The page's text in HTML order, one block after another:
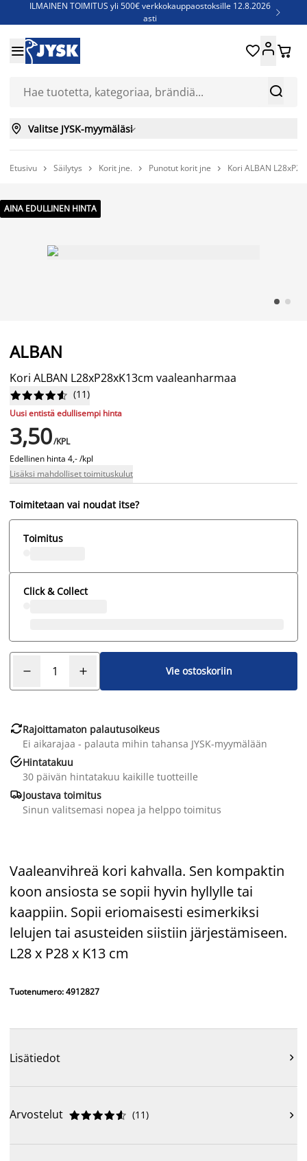
ILMAINEN TOIMITUS yli 500€ verkkokauppaostoksille 12.8.2026
asti

Jenkkisänkyjä - Säästä jopa 60%


 
 Valitse JYSK-myymäläsi
Etusivu  Säilytys  Korit jne.  Punotut korit jne  Kori ALBAN
AINA EDULLINEN HINTA
ALBAN
Kori ALBAN L28xP28xK13cm vaaleanharmaa





 (11)
Uusi entistä edullisempi hinta
3,50/KPL
Edellinen hinta 4,- /kpl
Lisäksi mahdolliset toimituskulut
Toimitetaan vai noudat itse?
Toimitus
Click & Collect
Vie ostoskoriin
Rajoittamaton palautusoikeus
Ei aikarajaa - palauta mihin tahansa JYSK-myymälään
Hintatakuu
30 päivän hintatakuu kaikille tuotteille
Joustava toimitus
Sinun valitsemasi nopea ja helppo toimitus
Vaaleanvihreä kori kahvalla. Sen kompaktin
koon ansiosta se sopii hyvin hyllylle tai
kaappiin. Sopii eriomaisesti esimerkiksi
lelujen tai asusteiden siistiin järjestämiseen.
L28 x P28 x K13 cm
Tuotenumero: 4912827
Lisätiedot 
Arvostelut 




 (11) 